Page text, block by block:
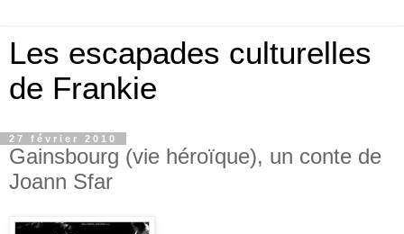
Les escapades culturelles
de Frankie
27 février 2010
Gainsbourg (vie héroïque), un conte de
Joann Sfar